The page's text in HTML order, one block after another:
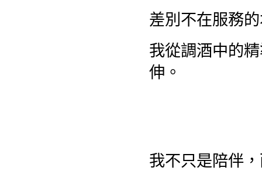
差別不在服務
我從調酒中的
伸。
我不只是陪伴